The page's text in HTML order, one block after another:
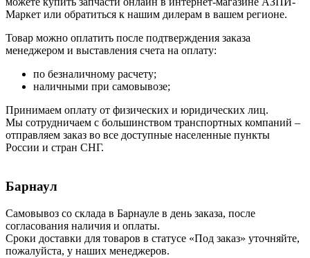
Маркет или обратиться к нашим дилерам в вашем регионе.
Товар можно оплатить после подтверждения заказа
менеджером и выставления счета на оплату:
по безналичному расчету;
наличными при самовывозе;
Принимаем оплату от физических и юридических лиц.
Мы сотрудничаем с большинством транспортных компаний –
отправляем заказ во все доступные населенные пункты
России и стран СНГ.
Барнаул
Самовывоз со склада в Барнауле в день заказа, после
согласования наличия и оплаты.
Сроки доставки для товаров в статусе «Под заказ» уточняйте,
пожалуйста, у наших менеджеров.